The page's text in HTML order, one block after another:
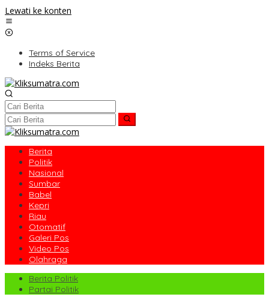
Lewati ke konten
Terms of Service
Indeks Berita
Berita
Politik
Nasional
Sumbar
Babel
Kepri
Riau
Otomatif
Galeri Pos
Video Pos
Olahraga
Berita Politik
Partai Politik